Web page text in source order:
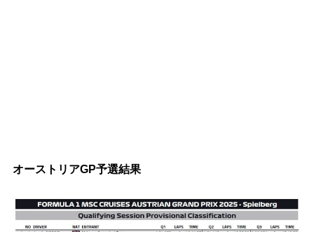
オーストリアGP予選結果